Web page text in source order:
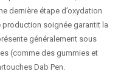
dernière étape d’oxydation
production soignée garantit la
généralement sous
(comme des gummies et
Dab Pen.